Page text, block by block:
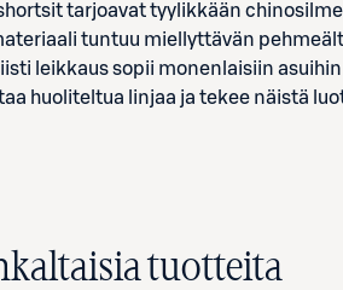
tarjoavat tyylikkään
tuntuu miellyttävän
leikkaus sopii monenlaisiin
huoliteltua linjaa ja tekee näistä
tuotteita